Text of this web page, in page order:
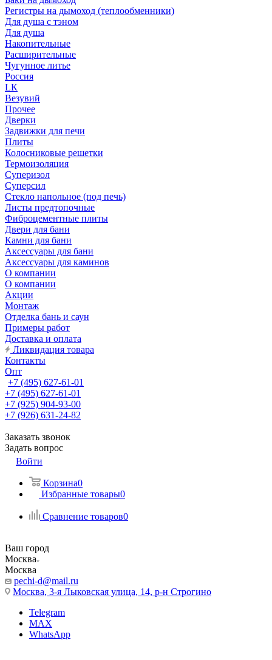
Регистры на дымоход (теплообменники)
Для душа с тэном
Для душа
Накопительные
Расширительные
Чугунное литье
Россия
LК
Везувий
Прочее
Дверки
Задвижки для печи
Плиты
Колосниковые решетки
Термоизоляция
Суперизол
Суперсил
Стекло напольное (под печь)
Листы предтопочные
Фиброцементные плиты
Двери для бани
Камни для бани
Аксессуары для бани
Аксессуары для каминов
О компании
О компании
Акции
Монтаж
Отделка бань и саун
Примеры работ
Доставка и оплата
Ликвидация товара
Контакты
Опт
+7 (495) 627-61-01
+7 (495) 627-61-01
+7 (925) 904-93-00
+7 (926) 631-24-82
Заказать звонок
Задать вопрос
Войти
Корзина0
Избранные товары0
Сравнение товаров0
Ваш город
Москва
Москва
pechi-d@mail.ru
Москва, 3-я Лыковская улица, 14, р-н Строгино
Telegram
MAX
WhatsApp